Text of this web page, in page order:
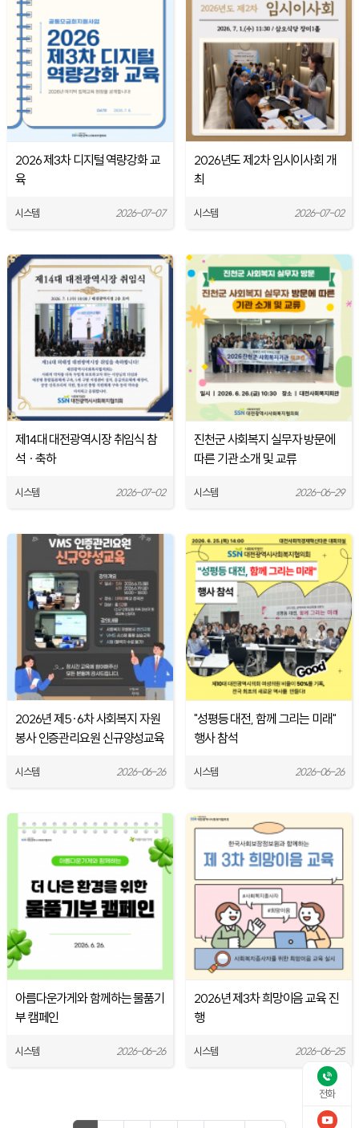
전화
2026 제3차 디지털 역량강화 교
육
시스템 2026-07-07
2026년도 제2차 임시이사회 개
최
시스템 2026-07-02
제14대 대전광역시장 취임식 참
석 · 축하
시스템 2026-07-02
진천군 사회복지 실무자 방문에
따른 기관 소개 및 교류
시스템 2026-06-29
2026년 제5·6차 사회복지 자원
봉사 인증관리요원 신규양성교육
시스템 2026-06-26
"성평등 대전, 함께 그리는 미래"
행사 참석
시스템 2026-06-26
아름다운가게와 함께하는 물품기
부 캠페인
시스템 2026-06-26
2026년 제3차 희망이음 교육 진
행
시스템 2026-06-25